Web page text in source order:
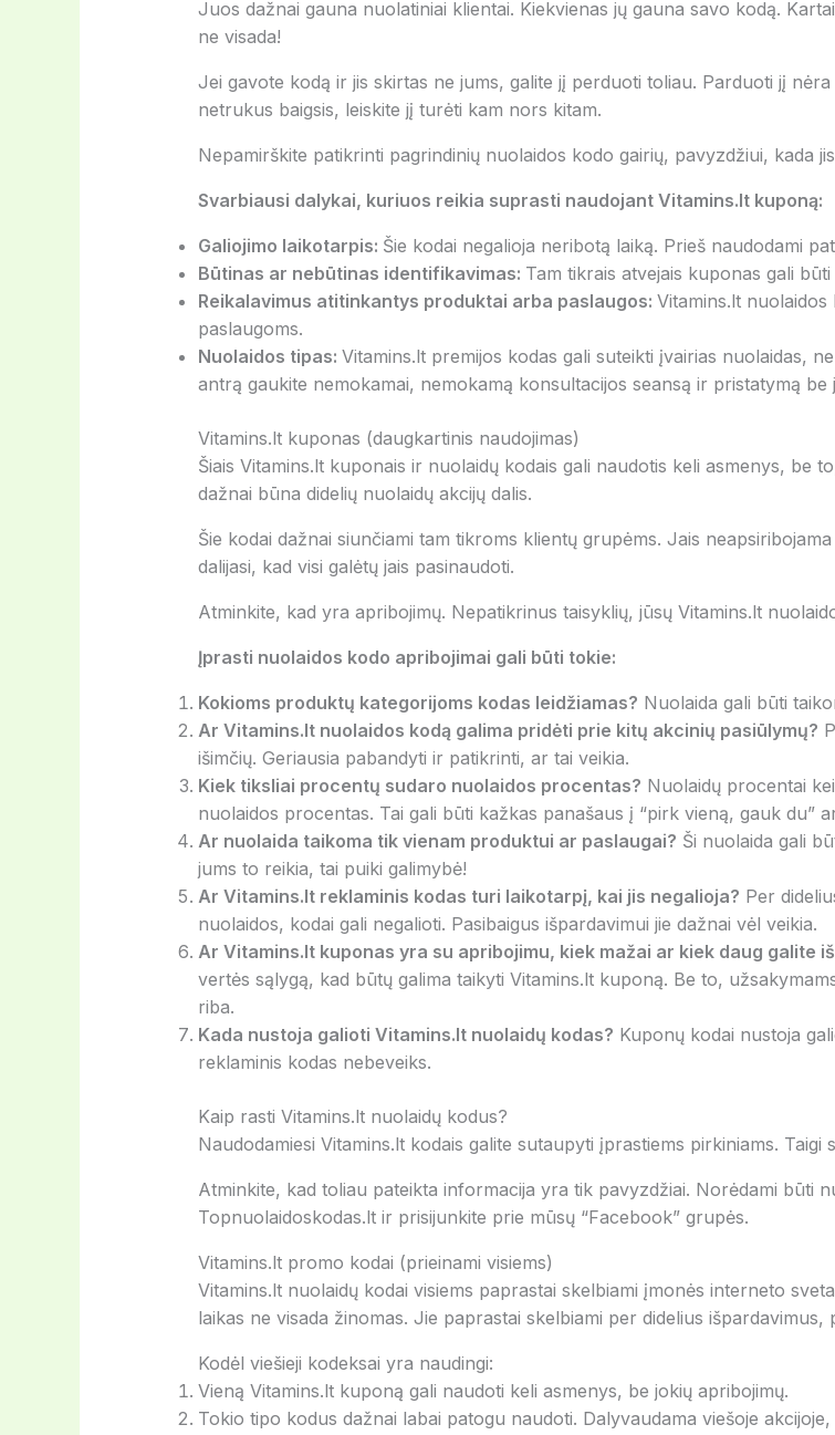
Juos dažnai gauna nuolatiniai klientai. Kiekvienas jų gauna savo kodą.
ne visada!
Jei gavote kodą ir jis skirtas ne jums, galite jį perduoti toliau. Parduoti jį
netrukus baigsis, leiskite jį turėti kam nors kitam.
Nepamirškite patikrinti pagrindinių nuolaidos kodo gairių, pavyzdžiui, kada
Svarbiausi dalykai, kuriuos reikia suprasti naudojant Vitamins.lt kuponą:
Galiojimo laikotarpis: Šie kodai negalioja neribotą laiką. Prieš naudodami
Būtinas ar nebūtinas identifikavimas: Tam tikrais atvejais kuponas gali
Reikalavimus atitinkantys produktai arba paslaugos: Vitamins.lt
paslaugoms.
Nuolaidos tipas: Vitamins.lt premijos kodas gali suteikti įvairias nuolaidas,
antrą gaukite nemokamai, nemokamą konsultacijos seansą ir pristatymą be
Vitamins.lt kuponas (daugkartinis naudojimas)
Šiais Vitamins.lt kuponais ir nuolaidų kodais gali naudotis keli asmenys, be
dažnai būna didelių nuolaidų akcijų dalis.
Šie kodai dažnai siunčiami tam tikroms klientų grupėms. Jais
dalijasi, kad visi galėtų jais pasinaudoti.
Atminkite, kad yra apribojimų. Nepatikrinus taisyklių, jūsų Vitamins.lt
Įprasti nuolaidos kodo apribojimai gali būti tokie:
Kokioms produktų kategorijoms kodas leidžiamas? Nuolaida gali būti
Ar Vitamins.lt nuolaidos kodą galima pridėti prie kitų akcinių pasiūlymų?
išimčių. Geriausia pabandyti ir patikrinti, ar tai veikia.
Kiek tiksliai procentų sudaro nuolaidos procentas? Nuolaidų procentai
nuolaidos procentas. Tai gali būti kažkas panašaus į “pirk vieną, gauk du”
Ar nuolaida taikoma tik vienam produktui ar paslaugai? Ši nuolaida gali
jums to reikia, tai puiki galimybė!
Ar Vitamins.lt reklaminis kodas turi laikotarpį, kai jis negalioja? Per
nuolaidos, kodai gali negalioti. Pasibaigus išpardavimui jie dažnai vėl veikia.
Ar Vitamins.lt kuponas yra su apribojimu, kiek mažai ar kiek daug galite
vertės sąlygą, kad būtų galima taikyti Vitamins.lt kuponą. Be to,
riba.
Kada nustoja galioti Vitamins.lt nuolaidų kodas? Kuponų kodai nustoja
reklaminis kodas nebeveiks.
Kaip rasti Vitamins.lt nuolaidų kodus?
Naudodamiesi Vitamins.lt kodais galite sutaupyti įprastiems pirkiniams.
Atminkite, kad toliau pateikta informacija yra tik pavyzdžiai. Norėdami būti
Topnuolaidoskodas.lt ir prisijunkite prie mūsų “Facebook” grupės.
Vitamins.lt promo kodai (prieinami visiems)
Vitamins.lt nuolaidų kodai visiems paprastai skelbiami įmonės interneto
laikas ne visada žinomas. Jie paprastai skelbiami per didelius
Kodėl viešieji kodeksai yra naudingi:
Vieną Vitamins.lt kuponą gali naudoti keli asmenys, be jokių apribojimų.
Tokio tipo kodus dažnai labai patogu naudoti. Dalyvaudama viešoje